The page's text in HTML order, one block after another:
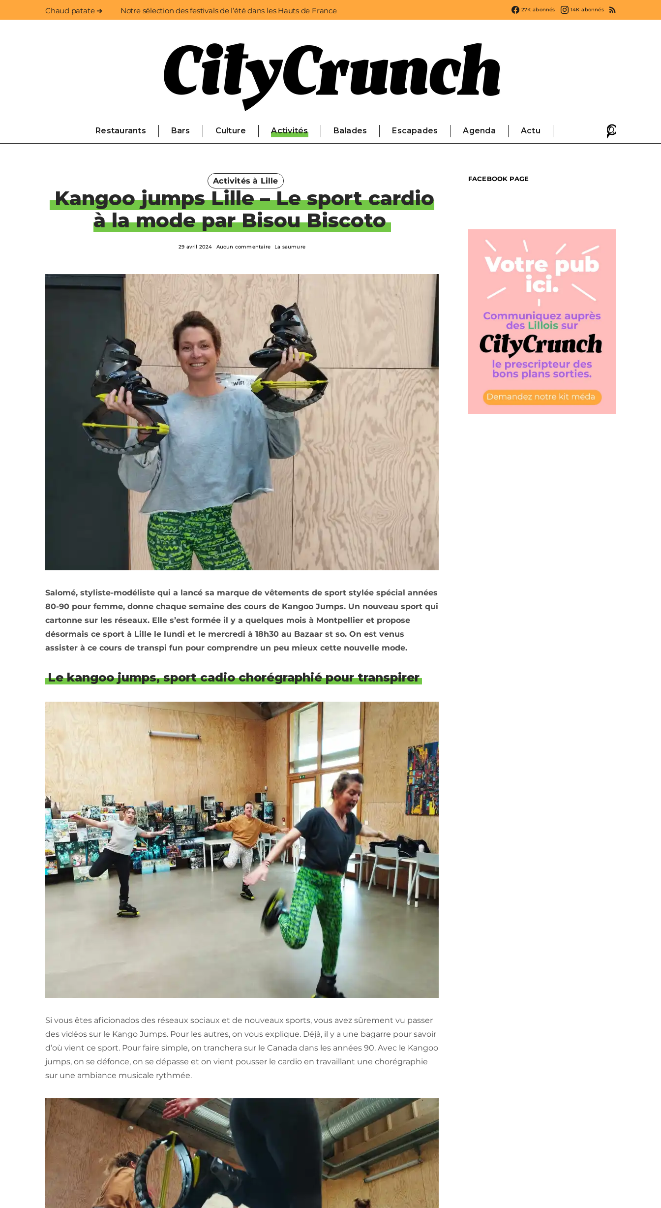
Chaud patate ➔ Notre sélection des festivals de l’été dans les Hauts de France 27K abonnés 14K abonnés
Restaurants Bars Culture Activités Balades Escapades Agenda Actu
Activités à Lille
Kangoo jumps Lille – Le sport cardio
à la mode par Bisou Biscoto
29 avril 2024 Aucun commentaire La saumure
Salomé, styliste-modéliste qui a lancé sa marque de vêtements de sport stylée spécial années
80-90 pour femme, donne chaque semaine des cours de Kangoo Jumps. Un nouveau sport qui
cartonne sur les réseaux. Elle s’est formée il y a quelques mois à Montpellier et propose
désormais ce sport à Lille le lundi et le mercredi à 18h30 au Bazaar st so. On est venus
assister à ce cours de transpi fun pour comprendre un peu mieux cette nouvelle mode.
Le kangoo jumps, sport cadio chorégraphié pour transpirer
Si vous êtes aficionados des réseaux sociaux et de nouveaux sports, vous avez sûrement vu passer
des vidéos sur le Kango Jumps. Pour les autres, on vous explique. Déjà, il y a une bagarre pour savoir
d’où vient ce sport. Pour faire simple, on tranchera sur le Canada dans les années 90. Avec le Kangoo
jumps, on se défonce, on se dépasse et on vient pousser le cardio en travaillant une chorégraphie
sur une ambiance musicale rythmée.
FACEBOOK PAGE